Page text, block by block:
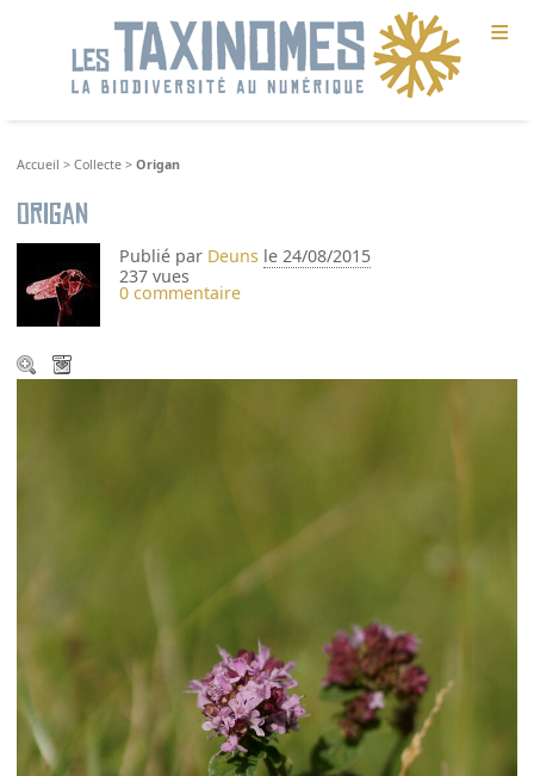
≡
Accueil >Collecte >Origan
Origan
Publié par Deuns le 24/08/2015
237 vues
0 commentaire